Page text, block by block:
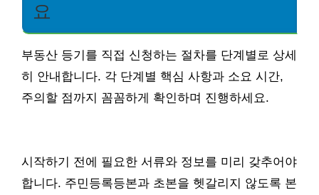
요
부동산 등기를 직접 신청하는 절차를 단계별로 상세
히 안내합니다. 각 단계별 핵심 사항과 소요 시간,
주의할 점까지 꼼꼼하게 확인하며 진행하세요.
시작하기 전에 필요한 서류와 정보를 미리 갖추어야
합니다. 주민등록등본과 초본을 헷갈리지 않도록 본